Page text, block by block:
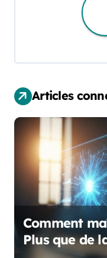
t
i
o
n
d
e
’
Articles
Comment
Plus que de